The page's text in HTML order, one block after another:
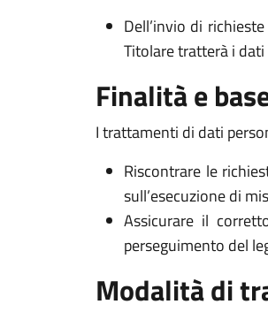
Dell’invio di
Titolare tratterà i
Finalità e
I trattamenti di dati
Riscontrare le
sull’esecuzione di
Assicurare il
perseguimento del
Modalità di